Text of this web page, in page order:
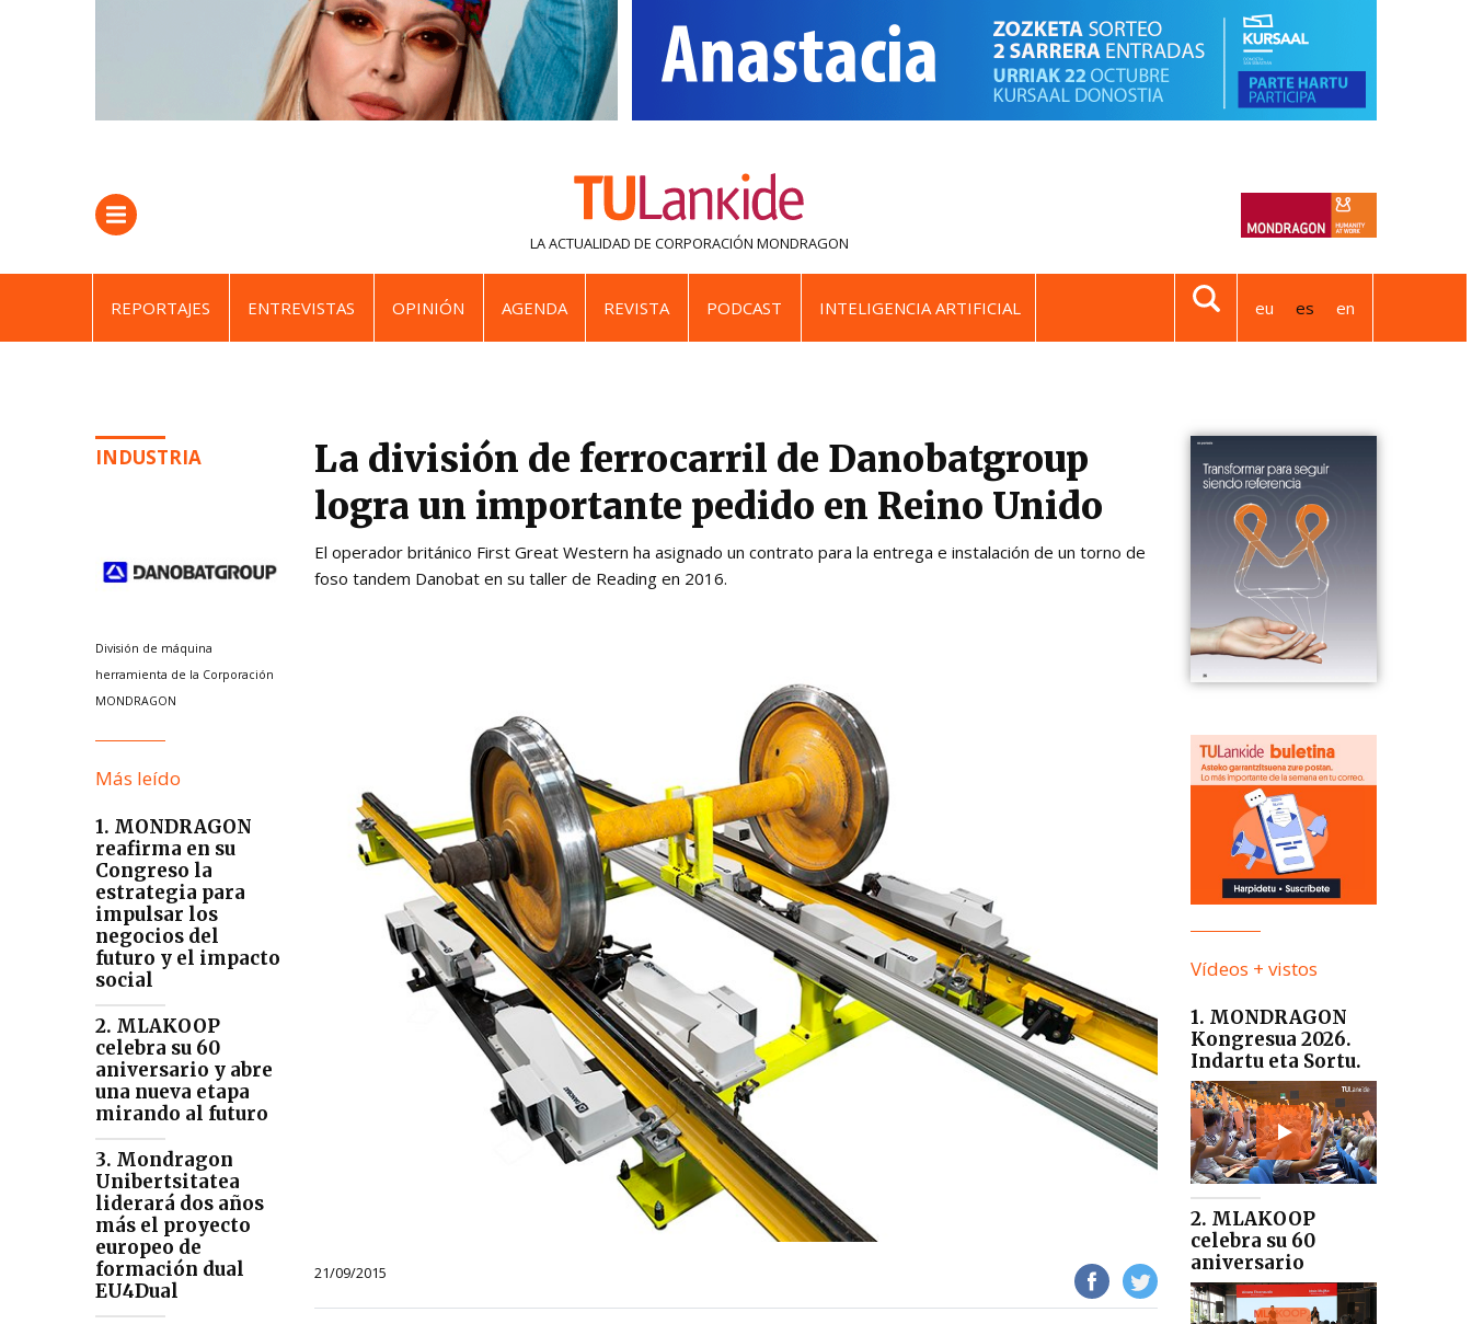
LA ACTUALIDAD DE CORPORACIÓN MONDRAGON
REPORTAJES ENTREVISTAS OPINIÓN AGENDA REVISTA PODCAST INTELIGENCIA ARTIFICIAL eu es en
INDUSTRIA
División de máquina
herramienta de la Corporación
MONDRAGON
Más leído
1. MONDRAGON
reafirma en su
Congreso la
estrategia para
impulsar los
negocios del
futuro y el impacto
social
2. MLAKOOP
celebra su 60
aniversario y abre
una nueva etapa
mirando al futuro
3. Mondragon
Unibertsitatea
liderará dos años
más el proyecto
europeo de
formación dual
EU4Dual
La división de ferrocarril de Danobatgroup
logra un importante pedido en Reino Unido
El operador británico First Great Western ha asignado un contrato para la entrega e instalación de un torno de
foso tandem Danobat en su taller de Reading en 2016.
21/09/2015
Vídeos + vistos
1. MONDRAGON
Kongresua 2026.
Indartu eta Sortu.
2. MLAKOOP
celebra su 60
aniversario